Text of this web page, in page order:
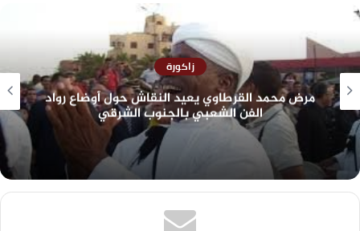
زاكورة
مرض محمد القرطاوي يعيد النقاش حول أوضاع رواد
الفن الشعبي بالجنوب الشرقي